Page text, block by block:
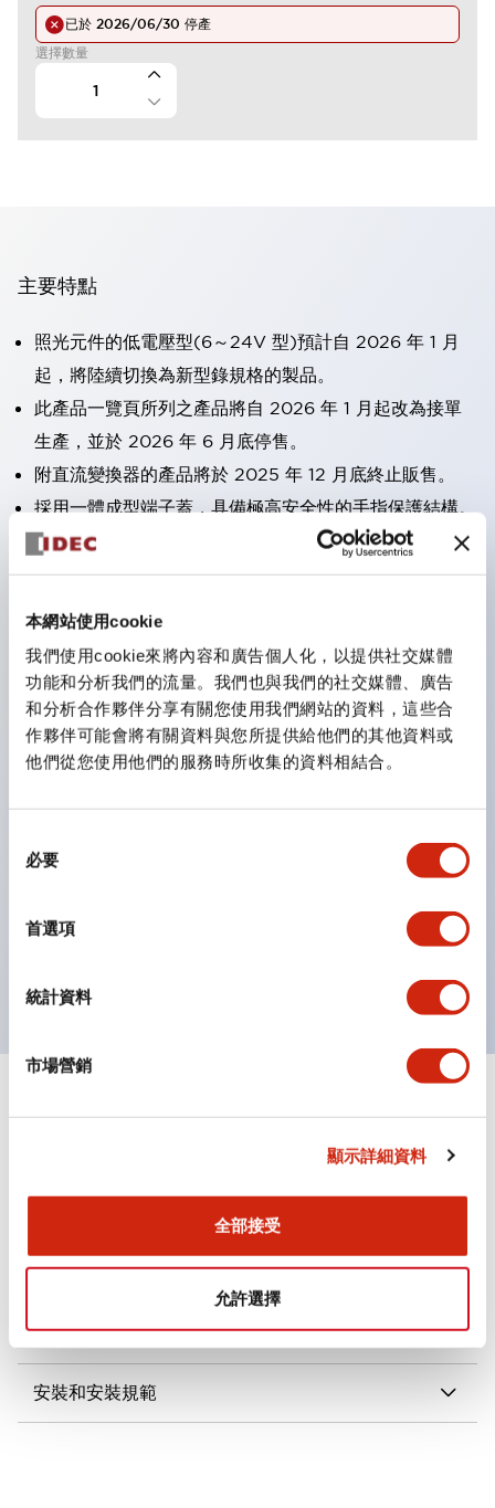
本網站使用cookie
我們使用cookie來將內容和廣告個人化，以提供社交媒體
功能和分析我們的流量。我們也與我們的社交媒體、廣告
和分析合作夥伴分享有關您使用我們網站的資料，這些合
作夥伴可能會將有關資料與您所提供給他們的其他資料或
他們從您使用他們的服務時所收集的資料相結合。
必要
首選項
統計資料
市場營銷
顯示詳細資料
全部接受
允許選擇
已於 2026/06/30 停產
選擇數量
主要特點
照光元件的低電壓型(6～24V 型)預計自 2026 年 1 月
起，將陸續切換為新型錄規格的製品。
此產品一覽頁所列之產品將自 2026 年 1 月起改為接單
生產，並於 2026 年 6 月底停售。
附直流變換器的產品將於 2025 年 12 月底終止販售。
採用一體成型端子蓋，具備極高安全性的手指保護結構。
接點部採用自清潔滾動接觸方式，維持穩定導通性能。
防護結構可防止水或油從面板前方滲入：IP65（僅雙按
鈕開關為 IP40）。
三種功能集結於一顆開關。
完整支援全球各地需求的多種電壓規格。
一顆 LED 燈泡即可呈現六種顏色（LSRD 燈泡）。以往
需分色管理的 LED 燈泡，如今可用單一顆燈泡呈現多種
顏色。
可清楚辨識正方平頭形指示燈的亮燈/熄燈狀態，以及點
符合 ISO 3864-4 安全色規範：在危險或緊急狀況下，
+
電氣規範（額定照明部分）
環境規範
機械規格
安裝和安裝規範